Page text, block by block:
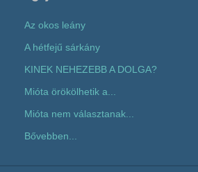
Az okos leány
A hétfejű sárkány
KINEK NEHEZEBB A DOLGA?
Mióta örökölhetik a...
Mióta nem választanak...
Bővebben...